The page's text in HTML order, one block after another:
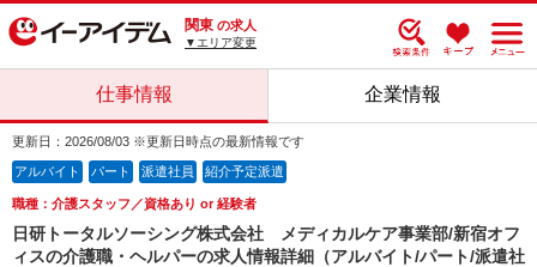
関東 の求人
▼エリア変更
仕事情報 企業情報
更新日：2026/08/03 ※更新日時点の最新情報です
アルバイト パート 派遣社員 紹介予定派遣
職種：介護スタッフ／資格あり or 経験者
日研トータルソーシング株式会社 メディカルケア事業部/新宿オフ
ィスの介護職・ヘルパーの求人情報詳細（アルバイト/パート/派遣社